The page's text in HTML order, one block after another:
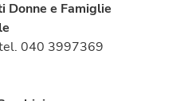
Donne e Famiglie
tel. 040 3997369